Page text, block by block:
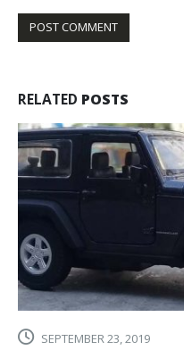
RELATED POSTS
SEPTEMBER 23, 2019